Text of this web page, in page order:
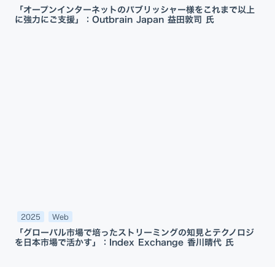
「オープンインターネットのパブリッシャー様をこれまで以上
に強力にご支援」：Outbrain Japan 益田敦司 氏
2025 Web
「グローバル市場で培ったストリーミングの知見とテクノロジ
を日本市場で活かす」：Index Exchange 香川晴代 氏